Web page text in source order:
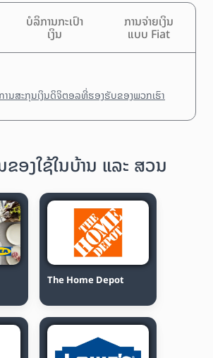
ບໍລິການກະເປົາ
ເງິນ
ການຈ່າຍເງິນ
ແບບ Fiat
ນສະກຸນເງິນດິຈິຕອລທີ່ຮອງຮັບຂອງພວກເຮົາ
ອງໃຊ້ໃນບ້ານ ແລະ ສວນ
The Home Depot